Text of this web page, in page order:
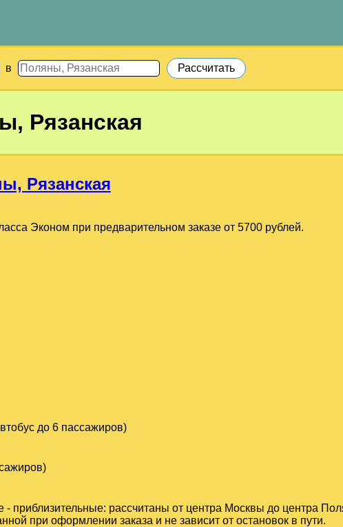
в
Рязанская
Рязанская
Эконом при предварительном заказе от 5700 рублей.
до 6 пассажиров)
приблизительные: рассчитаны от центра Москвы до центра
при оформлении заказа и не зависит от остановок в пути.